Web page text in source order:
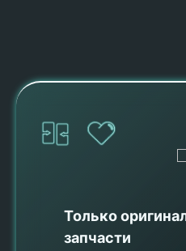
Только
запчасти